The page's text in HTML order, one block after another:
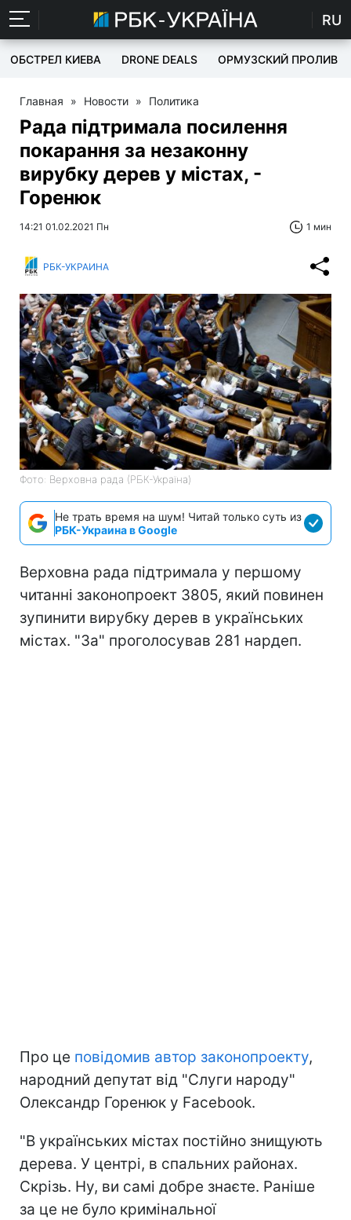
RU
ОБСТРЕЛ КИЕВА DRONE DEALS ОРМУЗСКИЙ ПРОЛИВ
Главная » Новости » Политика
Рада підтримала посилення
покарання за незаконну
вирубку дерев у містах, -
Горенюк
14:21 01.02.2021 Пн 1 мин
РБК-УКРАИНА
Фото: Верховна рада (РБК-Україна)
Не трать время на шум! Читай только суть из
РБК-Украина в Google
Верховна рада підтримала у першому
читанні законопроект 3805, який повинен
зупинити вирубку дерев в українських
містах. "За" проголосував 281 нардеп.
Про це повідомив автор законопроекту,
народний депутат від "Слуги народу"
Олександр Горенюк у Facebook.
"В українських містах постійно знищують
дерева. У центрі, в спальних районах.
Скрізь. Ну, ви самі добре знаєте. Раніше
за це не було кримінальної